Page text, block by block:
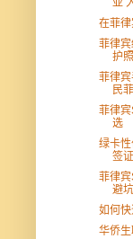
亚
在菲
菲律
护
菲律
民
菲律
选
绿卡
签
菲律
避
如何快
华侨生